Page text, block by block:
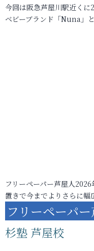
今回は阪急芦屋川駅近くに
ベビーブランド「Nuna」
フリーペーパー芦屋人
置きで今までよりさらに
フリーペーパ
杉塾 芦屋校